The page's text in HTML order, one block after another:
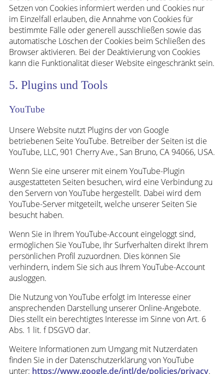
Setzen von Cookies informiert werden und Cookies nur
im Einzelfall erlauben, die Annahme von Cookies für
bestimmte Fälle oder generell ausschließen sowie das
automatische Löschen der Cookies beim Schließen des
Browser aktivieren. Bei der Deaktivierung von Cookies
kann die Funktionalität dieser Website eingeschränkt sein.
5. Plugins und Tools
YouTube
Unsere Website nutzt Plugins der von Google
betriebenen Seite YouTube. Betreiber der Seiten ist die
YouTube, LLC, 901 Cherry Ave., San Bruno, CA 94066, USA.
Wenn Sie eine unserer mit einem YouTube-Plugin
ausgestatteten Seiten besuchen, wird eine Verbindung zu
den Servern von YouTube hergestellt. Dabei wird dem
YouTube-Server mitgeteilt, welche unserer Seiten Sie
besucht haben.
Wenn Sie in Ihrem YouTube-Account eingeloggt sind,
ermöglichen Sie YouTube, Ihr Surfverhalten direkt Ihrem
persönlichen Profil zuzuordnen. Dies können Sie
verhindern, indem Sie sich aus Ihrem YouTube-Account
ausloggen.
Die Nutzung von YouTube erfolgt im Interesse einer
ansprechenden Darstellung unserer Online-Angebote.
Dies stellt ein berechtigtes Interesse im Sinne von Art. 6
Abs. 1 lit. f DSGVO dar.
Weitere Informationen zum Umgang mit Nutzerdaten
finden Sie in der Datenschutzerklärung von YouTube
unter: https://www.google.de/intl/de/policies/privacy.